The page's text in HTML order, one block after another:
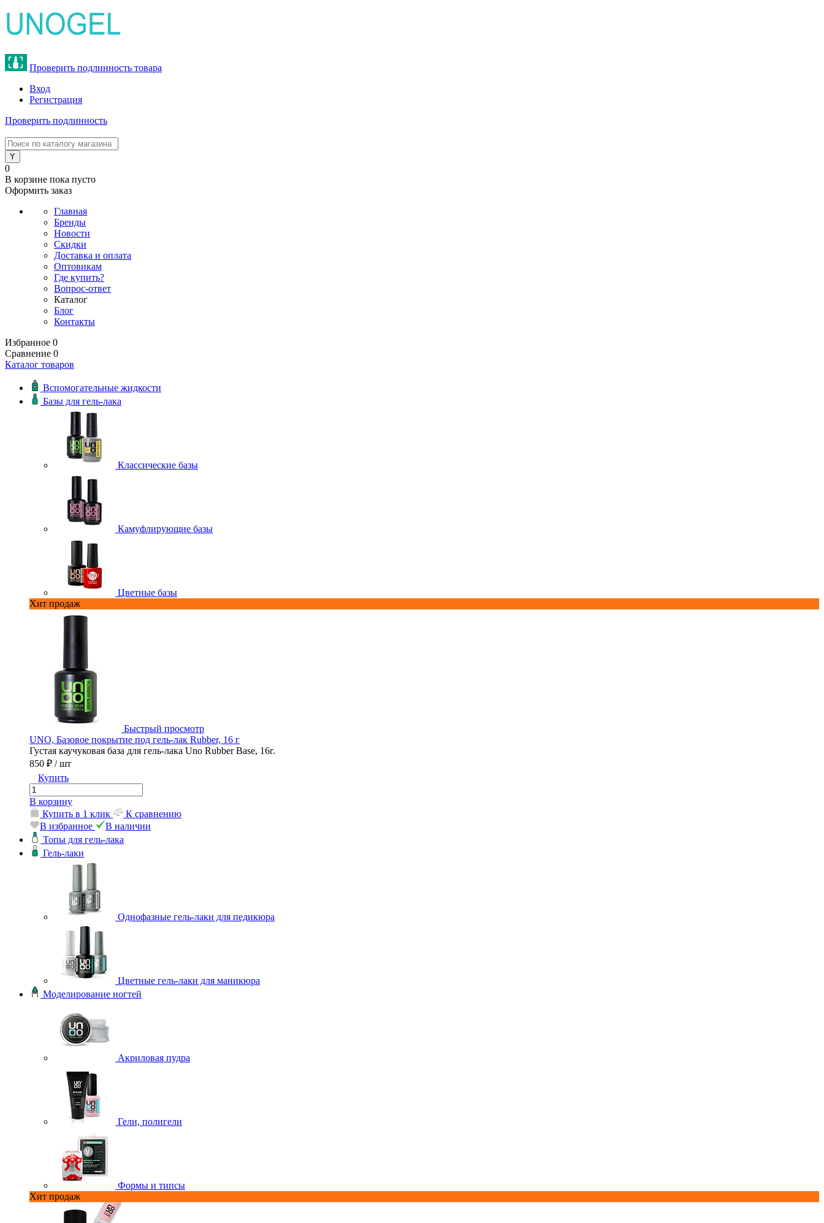
Проверить подлинность товара
Вход
Регистрация
Проверить подлинность
0
В корзине пока пусто
Оформить заказ
Главная
Бренды
Новости
Скидки
Доставка и оплата
Оптовикам
Где купить?
Вопрос-ответ
Каталог
Блог
Контакты
Избранное 0
Сравнение 0
Каталог товаров
Вспомогательные жидкости
Базы для гель-лака
Классические базы
Камуфлирующие базы
Цветные базы
Хит продаж
Быстрый просмотр
UNO, Базовое покрытие под гель-лак Rubber, 16 г
Густая каучуковая база для гель-лака Uno Rubber Base, 16г.
850 ₽ / шт
Купить
В корзину
Купить в 1 клик
К сравнению
В избранное
В наличии
Топы для гель-лака
Гель-лаки
Однофазные гель-лаки для педикюра
Цветные гель-лаки для маникюра
Моделирование ногтей
Акриловая пудра
Гели, полигели
Формы и типсы
Хит продаж